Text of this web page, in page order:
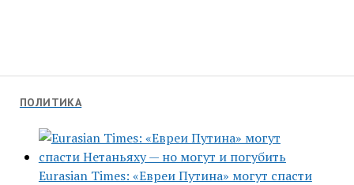
ПОЛИТИКА
Eurasian Times: «Евреи Путина» могут спасти